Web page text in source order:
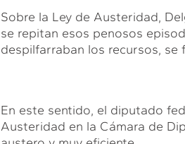
Sobre la Ley de Austeridad,
se repitan esos penosos
despilfarraban los recursos, se
En este sentido, el diputado
Austeridad en la Cámara de